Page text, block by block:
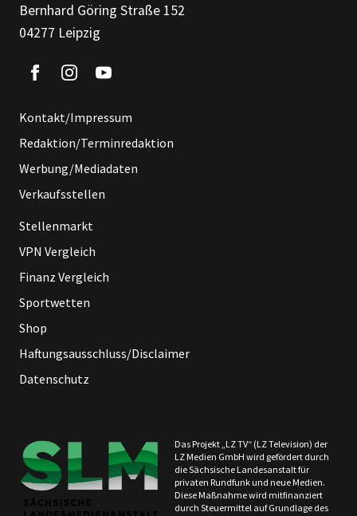
Bernhard Göring Straße 152
04277 Leipzig
Kontakt/Impressum
Redaktion/Terminredaktion
Werbung/Mediadaten
Verkaufsstellen
Stellenmarkt
VPN Vergleich
Finanz Vergleich
Sportwetten
Shop
Haftungsausschluss/Disclaimer
Datenschutz
Das Projekt „LZ TV“ (LZ Television) der
LZ Medien GmbH wird gefördert durch
die Sächsische Landesanstalt für
privaten Rundfunk und neue Medien.
Diese Maßnahme wird mitfinanziert
durch Steuermittel auf Grundlage des